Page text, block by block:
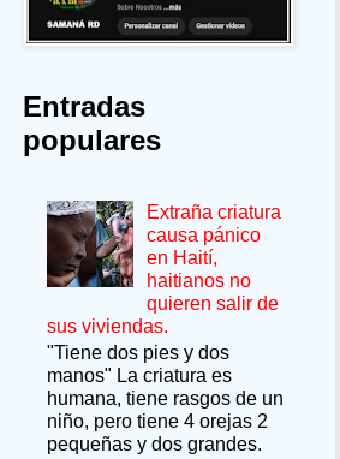
Entradas
populares
Extraña criatura
causa pánico
en Haití,
haitianos no
quieren salir de
sus viviendas.
"Tiene dos pies y dos
manos" La criatura es
humana, tiene rasgos de un
niño, pero tiene 4 orejas 2
pequeñas y dos grandes.